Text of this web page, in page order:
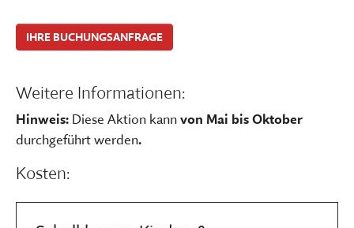
IHRE BUCHUNGSANFRAGE
Weitere Informationen:
Hinweis: Diese Aktion kannvon Mai bis Oktober
durchgeführt werden.
Kosten: